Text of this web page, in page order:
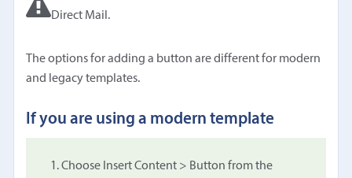
Direct Mail.
The options for adding a button are different for modern
and legacy templates.
If you are using a modern template
Choose Insert Content > Button from the